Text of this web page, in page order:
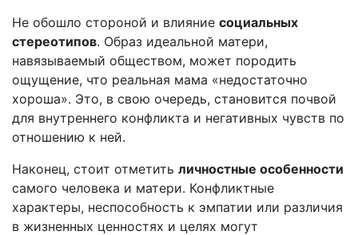
Не обошло стороной и влияние социальных
стереотипов. Образ идеальной матери,
навязываемый обществом, может породить
ощущение, что реальная мама «недостаточно
хороша». Это, в свою очередь, становится почвой
для внутреннего конфликта и негативных чувств по
отношению к ней.
Наконец, стоит отметить личностные особенности
самого человека и матери. Конфликтные
характеры, неспособность к эмпатии или различия
в жизненных ценностях и целях могут